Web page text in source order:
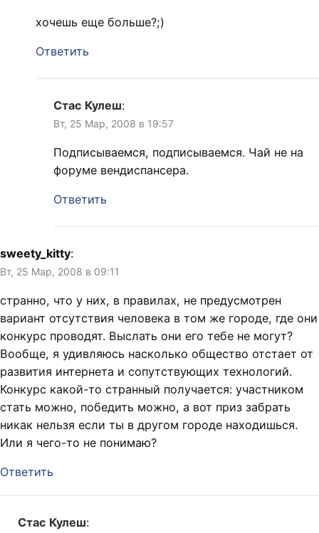
хочешь еще больше?;)
Ответить
Стас Кулеш:
Вт, 25 Мар, 2008 в 19:57
Подписываемся, подписываемся. Чай не на
форуме вендиспансера.
Ответить
sweety_kitty:
Вт, 25 Мар, 2008 в 09:11
странно, что у них, в правилах, не предусмотрен
вариант отсутствия человека в том же городе, где они
конкурс проводят. Выслать они его тебе не могут?
Вообще, я удивляюсь насколько общество отстает от
развития интернета и сопутствующих технологий.
Конкурс какой-то странный получается: участником
стать можно, победить можно, а вот приз забрать
никак нельзя если ты в другом городе находишься.
Или я чего-то не понимаю?
Ответить
Стас Кулеш: